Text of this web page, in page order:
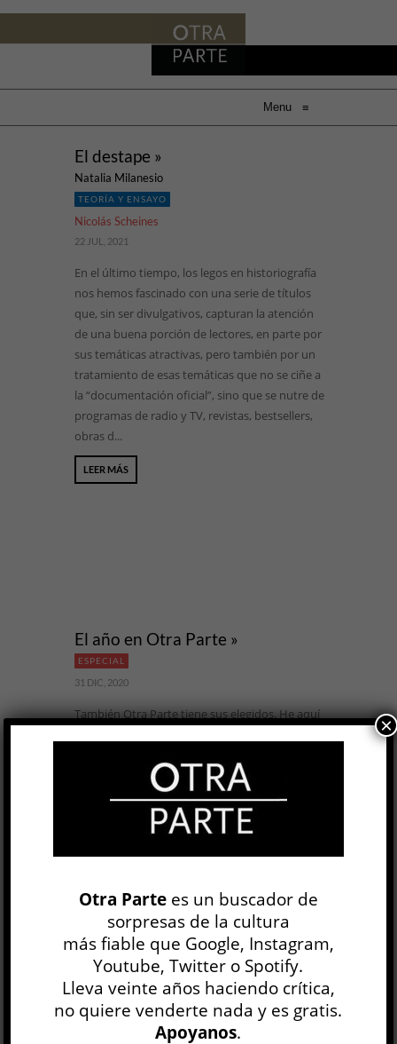
Menu ≡
El destape »
Natalia Milanesio
TEORÍA Y ENSAYO
Nicolás Scheines
22 JUL, 2021
En el último tiempo, los legos en historiografía
nos hemos fascinado con una serie de títulos
que, sin ser divulgativos, capturan la atención
de una buena porción de lectores, en parte por
sus temáticas atractivas, pero también por un
tratamiento de esas temáticas que no se ciñe a
la “documentación oficial”, sino que se nutre de
programas de radio y TV, revistas, bestsellers,
obras d...
LEER MÁS
El año en Otra Parte »
ESPECIAL
31 DIC, 2020
También Otra Parte tiene sus elegidos. He aquí
orden de aparición.
ARTE
Encuentro con El Mataco, de Faivovich &
Goldberg / Graciela Speranza
Lo que pasó en la Navidad de 1980, de Paula
Castro y Santiago Villanueva / Malena Low
Rasguño, de Magdalena Petroni y El Pelele / Sol
Otra Partees un buscador de
sorpresas de la cultura
más fiable que Google, Instagram,
Youtube, Twitter o Spotify.
Lleva veinte años haciendo crítica,
no quiere venderte nada y es gratis.
Apoyanos.
×